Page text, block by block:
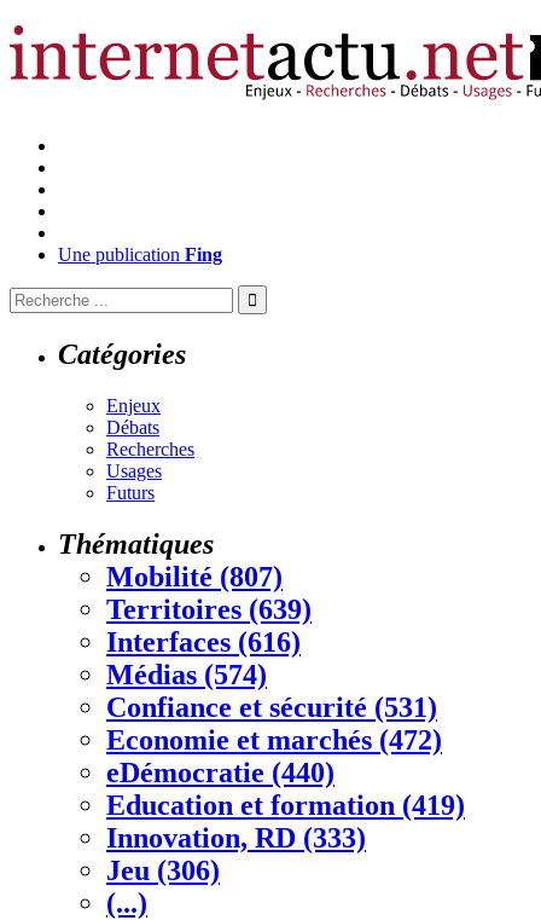
Une publication Fing
Catégories
Enjeux
Débats
Recherches
Usages
Futurs
Thématiques
Mobilité (807)
Territoires (639)
Interfaces (616)
Médias (574)
Confiance et sécurité (531)
Economie et marchés (472)
eDémocratie (440)
Education et formation (419)
Innovation, RD (333)
Jeu (306)
(...)